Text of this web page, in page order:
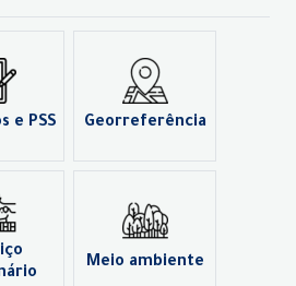
e PSS Georreferência
Meio ambiente